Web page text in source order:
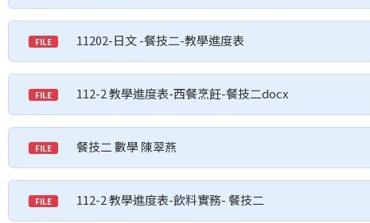
FILE 11202-日文 -餐技二-教學進度表
FILE 112-2 教學進度表-西餐烹飪-餐技二docx
FILE 餐技二 數學 陳翠燕
FILE 112-2 教學進度表-飲料實務- 餐技二